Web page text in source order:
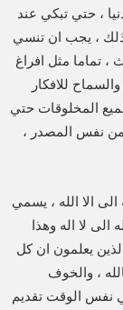
، حتي تبكي عند
، يجب ان تنسي
تماما مثل افراغ
للافكار
المخلوقات حتي
من نفس المصدر ،
الى الا الله ، يسمي
الى لا اله وهذا
يعلمون ان كل
، والخوف
نفس الوقت تقديم